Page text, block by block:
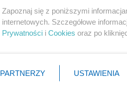
Zapoznaj się z poniższymi
internetowych. Szczegółowe
Prywatności i Cookies oraz po
PARTNERZY USTAWIENIA